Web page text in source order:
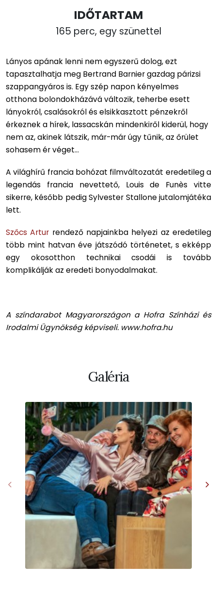
IDŐTARTAM
165 perc, egy szünettel
Lányos apának lenni nem egyszerű dolog, ezt
tapasztalhatja meg Bertrand Barnier gazdag párizsi
szappangyáros is. Egy szép napon kényelmes
otthona bolondokházává változik, teherbe esett
lányokról, csalásokról és elsikkasztott pénzekről
érkeznek a hírek, lassacskán mindenkiről kiderül, hogy
nem az, akinek látszik, már-már úgy tűnik, az őrület
sohasem ér véget...
A világhírű francia bohózat filmváltozatát eredetileg a
legendás francia nevettető, Louis de Funès vitte
sikerre, később pedig Sylvester Stallone jutalomjátéka
lett.
Szőcs Artur rendező napjainkba helyezi az eredetileg
több mint hatvan éve játszódó történetet, s ekképp
egy okosotthon technikai csodái is tovább
komplikálják az eredeti bonyodalmakat.
A színdarabot Magyarországon a Hofra Színházi és
Irodalmi Ügynökség képviseli. www.hofra.hu
Galéria